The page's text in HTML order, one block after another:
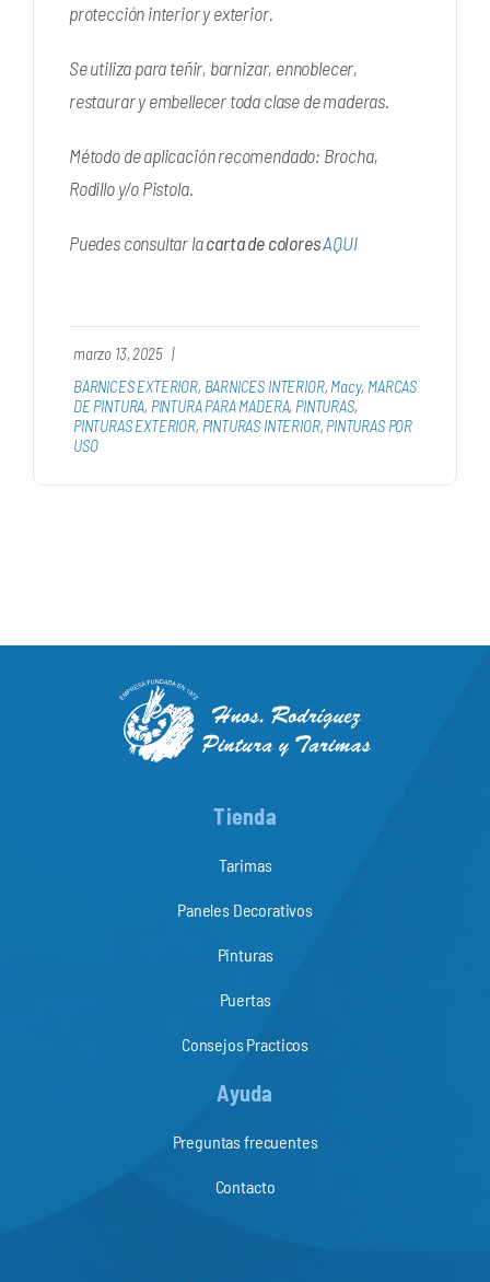
protección interior y exterior.
Se utiliza para teñir, barnizar, ennoblecer,
restaurar y embellecer toda clase de maderas.
Método de aplicación recomendado: Brocha,
Rodillo y/o Pistola.
Puedes consultar lacarta de coloresAQUI
marzo 13, 2025 |
BARNICES EXTERIOR, BARNICES INTERIOR, Macy, MARCAS
DE PINTURA, PINTURA PARA MADERA, PINTURAS,
PINTURAS EXTERIOR, PINTURAS INTERIOR, PINTURAS POR
USO
Tienda
Tarimas
Paneles Decorativos
Pinturas
Puertas
Consejos Practicos
Ayuda
Preguntas frecuentes
Contacto